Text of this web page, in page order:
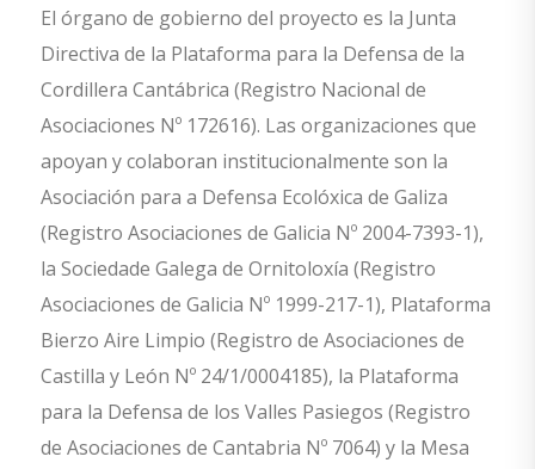
El órgano de gobierno del proyecto es la Junta
Directiva de la Plataforma para la Defensa de la
Cordillera Cantábrica (Registro Nacional de
Asociaciones Nº 172616). Las organizaciones que
apoyan y colaboran institucionalmente son la
Asociación para a Defensa Ecolóxica de Galiza
(Registro Asociaciones de Galicia Nº 2004-7393-1),
la Sociedade Galega de Ornitoloxía (Registro
Asociaciones de Galicia Nº 1999-217-1), Plataforma
Bierzo Aire Limpio (Registro de Asociaciones de
Castilla y León Nº 24/1/0004185), la Plataforma
para la Defensa de los Valles Pasiegos (Registro
de Asociaciones de Cantabria Nº 7064) y la Mesa